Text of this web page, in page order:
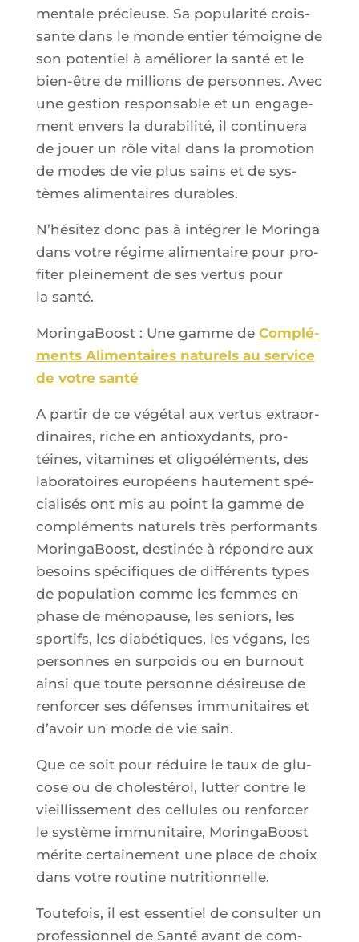
men­tale pré­cieuse. Sa popu­la­ri­té crois­
sante dans le monde entier témoigne de
son poten­tiel à amé­lio­rer la san­té et le
bien-être de mil­lions de per­sonnes. Avec
une ges­tion res­pon­sable et un enga­ge­
ment envers la dura­bi­li­té, il conti­nue­ra
de jouer un rôle vital dans la pro­mo­tion
de modes de vie plus sains et de sys­
tèmes ali­men­taires durables.
N’hé­si­tez donc pas à inté­grer le Morin­ga
dans votre régime ali­men­taire pour pro­
fi­ter plei­ne­ment de ses ver­tus pour
la santé.
Morin­ga­Boost : Une gamme de Com­plé­
ments Ali­men­taires natu­rels au ser­vice
de votre santé
A par­tir de ce végé­tal aux ver­tus extra­or­
di­naires, riche en anti­oxy­dants, pro­
téines, vita­mines et oli­go­élé­ments, des
labo­ra­toires euro­péens hau­te­ment spé­
cia­li­sés ont mis au point la gamme de
com­plé­ments natu­rels très per­for­mants
Morin­ga­Boost, des­ti­née à répondre aux
besoins spé­ci­fiques de dif­fé­rents types
de popu­la­tion comme les femmes en
phase de méno­pause, les seniors, les
spor­tifs, les dia­bé­tiques, les végans, les
per­sonnes en sur­poids ou en bur­nout
ain­si que toute per­sonne dési­reuse de
ren­for­cer ses défenses immu­ni­taires et
d’a­voir un mode de vie sain.
Que ce soit pour réduire le taux de glu­
cose ou de cho­les­té­rol, lut­ter contre le
vieillis­se­ment des cel­lules ou ren­for­cer
le sys­tème immu­ni­taire, Morin­ga­Boost
mérite cer­tai­ne­ment une place de choix
dans votre rou­tine nutritionnelle.
Tou­te­fois, il est essen­tiel de consul­ter un
pro­fes­sion­nel de San­té avant de com­